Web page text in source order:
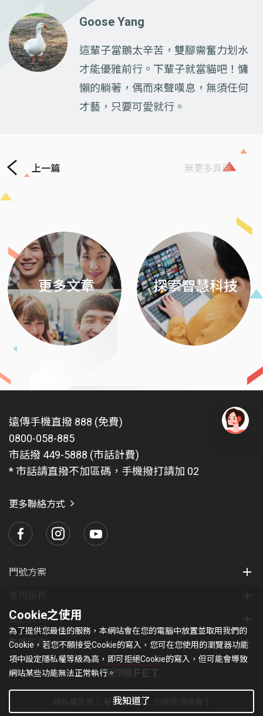
Goose Yang
這輩子當鵝太辛苦，雙腳需奮力划水
才能優雅前行。下輩子就當貓吧！慵
懶的躺著，偶而來聲嘆息，無須任何
才藝，只要可愛就行。
上一篇 無更多頁面
更多文章 探索智慧科技
遠傳手機直撥 888 (免費)
0800-058-885
市話撥 449-5888 (市話計費)
* 市話請直撥不加區碼，手機撥打請加 02
更多聯絡方式
門號方案
關於我們
集團服務
著作權條款
Cookie之使用
為了提供您最佳的服務，本網站會在您的電腦中放置並取用我們的
Cookie，若您不願接受Cookie的寫入，您可在您使用的瀏覽器功能
項中設定隱私權等級為高，即可拒絕Cookie的寫入，但可能會導致
網站某些功能無法正常執行。
我知道了